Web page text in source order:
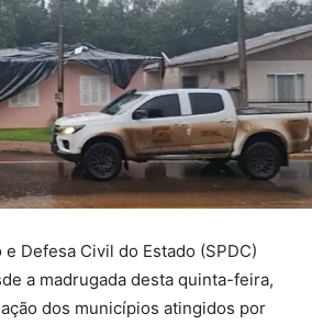
Defesa Civil do Estado (SPDC)
a madrugada desta quinta-feira,
dos municípios atingidos por